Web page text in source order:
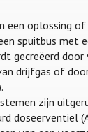
een oplossing of
spuitbus met
gecreëerd door
drijfgas of
zijn
doseerventiel